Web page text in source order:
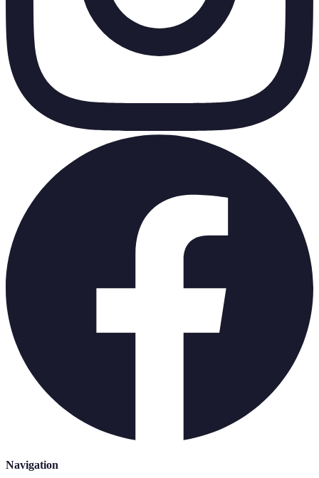
Navigation